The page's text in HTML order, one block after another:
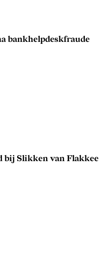
bankhelpdeskfraude
bij Slikken van Flakkee